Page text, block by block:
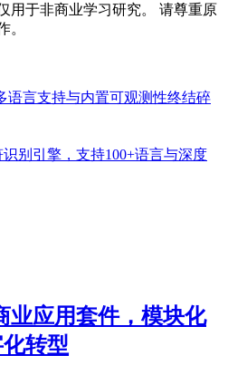
用于非商业学习研究。 请尊重原
。
语言支持与内置可观测性终结碎
识别引擎，支持100+语言与深度
业应用套件，模块化
转型